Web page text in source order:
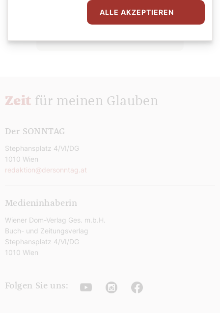
Der SONNTAG Newsletter
Zeit für meinen Glauben
Der SONNTAG
Stephansplatz 4/VI/DG
1010 Wien
redaktion@dersonntag.at
Medieninhaberin
Wiener Dom-Verlag Ges. m.b.H.
Buch- und Zeitungsverlag
Stephansplatz 4/VI/DG
1010 Wien
Folgen Sie uns: YoutubeInstagramFacebook
ALLE AKZEPTIEREN